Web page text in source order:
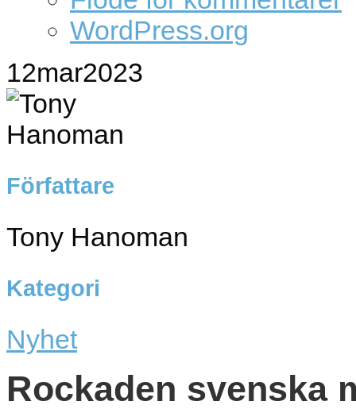
WordPress.org
12mar2023
Författare
Tony Hanoman
Kategori
Nyhet
Rockaden svenska